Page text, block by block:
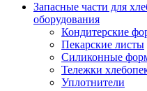
Запасные части для
оборудования
Кондитерские
Пекарские листы
Силиконные
Тележки
Уплотнители